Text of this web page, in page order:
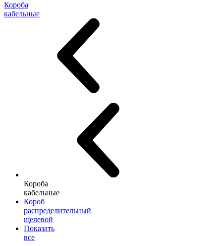
Короба
кабельные
Короба
кабельные
Короб
распределительный
щелевой
Показать
все